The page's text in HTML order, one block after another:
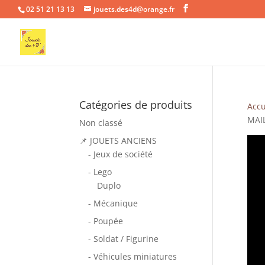
02 51 21 13 13 jouets.des4d@orange.fr
Catégories de produits
Non classé
📌 JOUETS ANCIENS
- Jeux de société
- Lego
Duplo
- Mécanique
- Poupée
- Soldat / Figurine
- Véhicules miniatures